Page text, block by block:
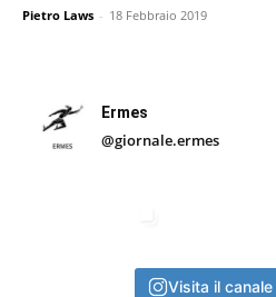
Pietro Laws - 18 Febbraio 2019
Ermes
@giornale.ermes
Visita il